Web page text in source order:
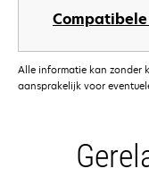
Alle informatie kan zonder
aansprakelijk voor